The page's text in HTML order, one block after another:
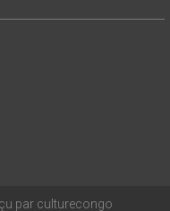
par culturecongo